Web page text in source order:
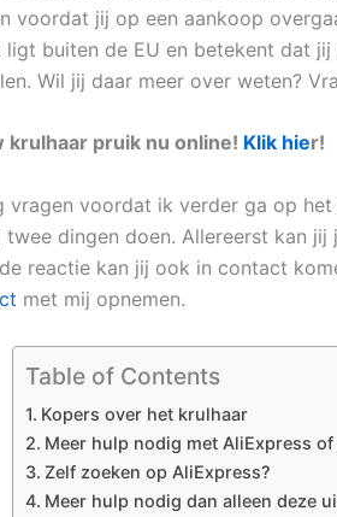
voordat jij op een aankoop
ligt buiten de EU en betekent dat jij
Wil jij daar meer over weten?
krulhaar pruik nu online! Klik hier!
vragen voordat ik verder ga op
twee dingen doen. Allereerst kan
reactie kan jij ook in contact
met mij opnemen.
Table of Contents
Kopers over het krulhaar
Meer hulp nodig met AliExpress
Zelf zoeken op AliExpress?
Meer hulp nodig dan alleen deze